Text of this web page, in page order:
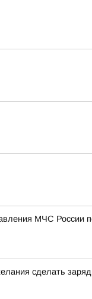
МЧС России
сделать